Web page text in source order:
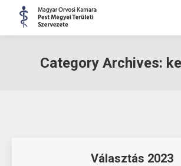
Category Archives:
Választás 2023